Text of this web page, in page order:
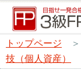
トップページ
技（個人資産）